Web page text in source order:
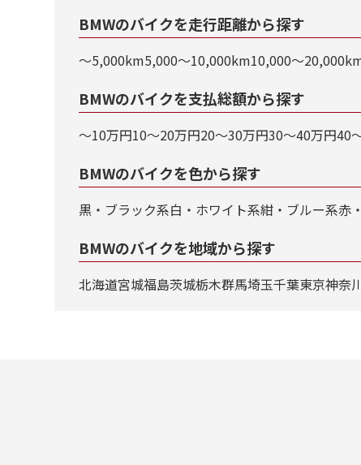
BMWのバイクを走行距離から探す
～5,000km5,000～10,000km10,000～
BMWのバイクを支払総額から探す
～10万円10～20万円20～30万円30～40万円40
BMWのバイクを色から探す
黒・ブラック系⽩・ホワイト系紺・ブルー系⾚
BMWのバイクを地域から探す
北海道宮城福島茨城栃木群馬埼玉千葉東京神奈